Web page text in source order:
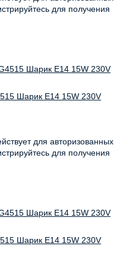
для получения
Шарик E14 15W 230V
для авторизованных
для получения
Шарик E14 15W 230V